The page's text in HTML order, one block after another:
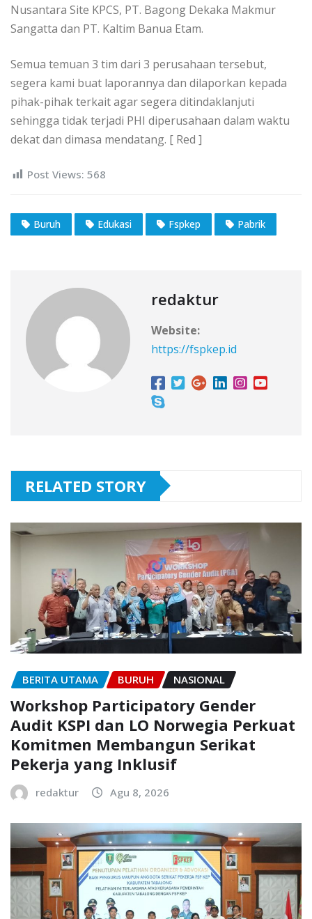
Nusantara Site KPCS, PT. Bagong Dekaka Makmur
Sangatta dan PT. Kaltim Banua Etam.
Semua temuan 3 tim dari 3 perusahaan tersebut,
segera kami buat laporannya dan dilaporkan kepada
pihak-pihak terkait agar segera ditindaklanjuti
sehingga tidak terjadi PHI diperusahaan dalam waktu
dekat dan dimasa mendatang. [ Red ]
Post Views: 568
Buruh Edukasi Fspkep Pabrik
redaktur
Website:
https://fspkep.id
RELATED STORY
BERITA UTAMA BURUH NASIONAL
Workshop Participatory Gender
Audit KSPI dan LO Norwegia Perkuat
Komitmen Membangun Serikat
Pekerja yang Inklusif
redaktur Agu 8, 2026